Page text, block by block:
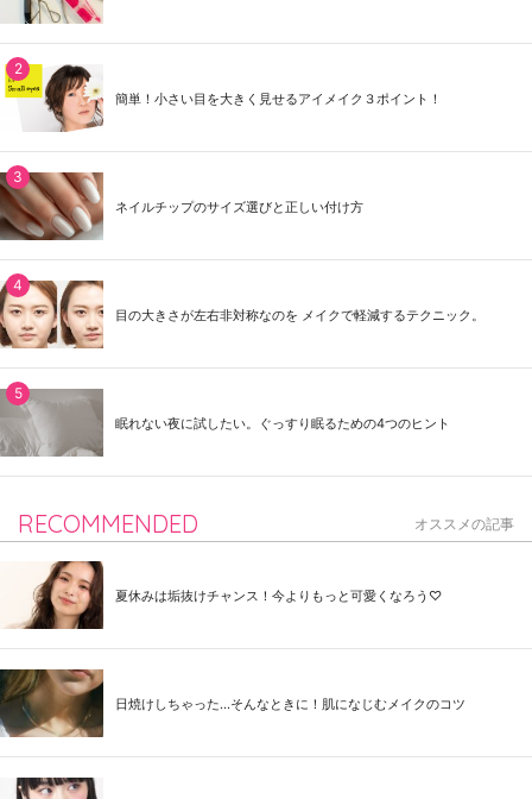
簡単！小さい目を大きく見せるアイメイク３ポイント！
ネイルチップのサイズ選びと正しい付け方
目の大きさが左右非対称なのを メイクで軽減するテクニック。
眠れない夜に試したい。ぐっすり眠るための4つのヒント
RECOMMENDED オススメの記事
夏休みは垢抜けチャンス！今よりもっと可愛くなろう♡
日焼けしちゃった...そんなときに！肌になじむメイクのコツ